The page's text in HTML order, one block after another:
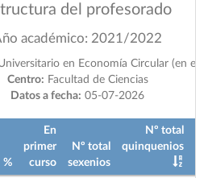
del profesorado
académico: 2021/2022
en Economía Circular (en
Centro: Facultad de Ciencias
Datos a fecha: 05-07-2026
%
En
primer
curso
Nº total
sexenios
Nº total
quinquenios